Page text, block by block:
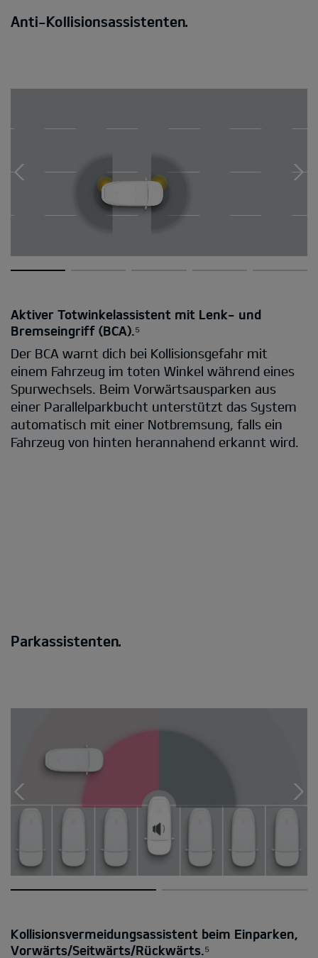
Anti-Kollisionsassistenten.
Aktiver Totwinkelassistent mit Lenk- und
Bremseingriff (BCA).⁵
Der BCA warnt dich bei Kollisionsgefahr mit
einem Fahrzeug im toten Winkel während eines
Spurwechsels. Beim Vorwärtsausparken aus
einer Parallelparkbucht unterstützt das System
automatisch mit einer Notbremsung, falls ein
Fahrzeug von hinten herannahend erkannt wird.
Parkassistenten.
Kollisionsvermeidungsassistent beim Einparken,
Vorwärts/Seitwärts/Rückwärts.⁵